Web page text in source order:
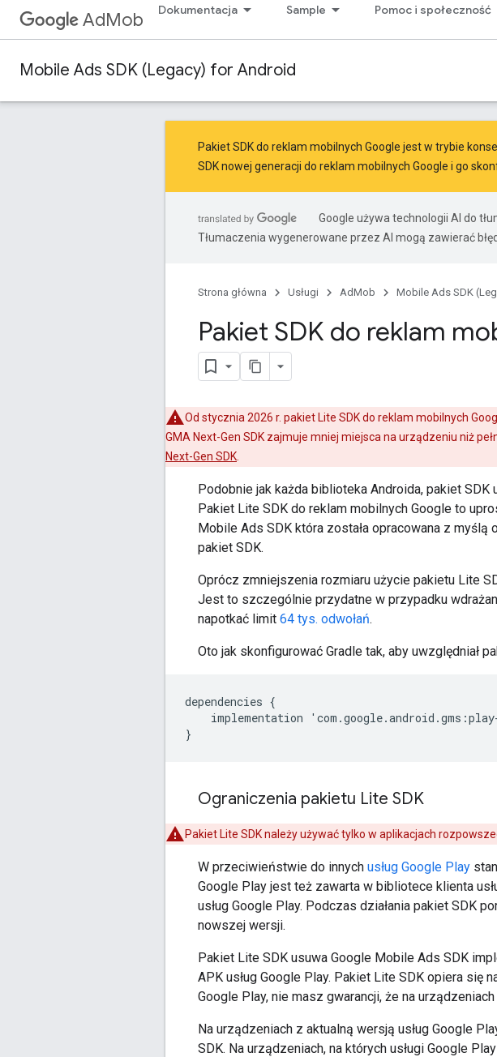
AdMob Dokumentacja Sample Pomoc i społeczność
Mobile Ads SDK (Legacy) for Android
Pakiet SDK do reklam mobilnych Google jest w trybie
SDK nowej generacji do reklam mobilnych Google i go
Google używa technologii AI do
Tłumaczenia wygenerowane przez AI mogą zawierać
Strona główna Usługi AdMob Mobile Ads SDK
Pakiet SDK do reklam
Od stycznia 2026 r. pakiet Lite SDK do reklam mobilnych
GMA Next-Gen SDK zajmuje mniej miejsca na urządzeniu niż
Next-Gen SDK
Podobnie jak każda biblioteka Androida, pakiet
Pakiet Lite SDK do reklam mobilnych Google to
Mobile Ads SDK która została opracowana z myślą
pakiet SDK.
Oprócz zmniejszenia rozmiaru użycie pakietu Lite
Jest to szczególnie przydatne w przypadku
napotkać limit 64 tys. odwołań.
Oto jak skonfigurować Gradle tak, aby uwzględniał
dependencies {
implementation
' com .google.android .gms :play
}
Ograniczenia pakietu Lite SDK
Pakiet Lite SDK należy używać tylko w aplikacjach
W przeciwieństwie do innych usług Google Play
Google Play jest też zawarta w bibliotece klienta
usług Google Play. Podczas działania pakiet SDK
nowszej wersji.
Pakiet Lite SDK usuwa Google Mobile Ads SDK
APK usług Google Play. Pakiet Lite SDK opiera się
Google Play, nie masz gwarancji, że na
Na urządzeniach z aktualną wersją usług Google
SDK. Na urządzeniach, na których usługi Google